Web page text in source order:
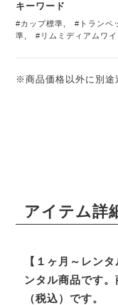
キーワード
#カップ標準 ,#トランペ
準
,#リムミディアムワイ
※商品価格以外に別途
アイテム詳
【１ヶ月～レン
ンタル商品です
（税込）です。